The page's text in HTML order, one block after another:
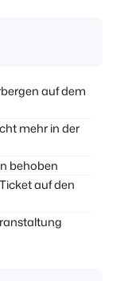
auf dem
mehr in der
behoben
auf den